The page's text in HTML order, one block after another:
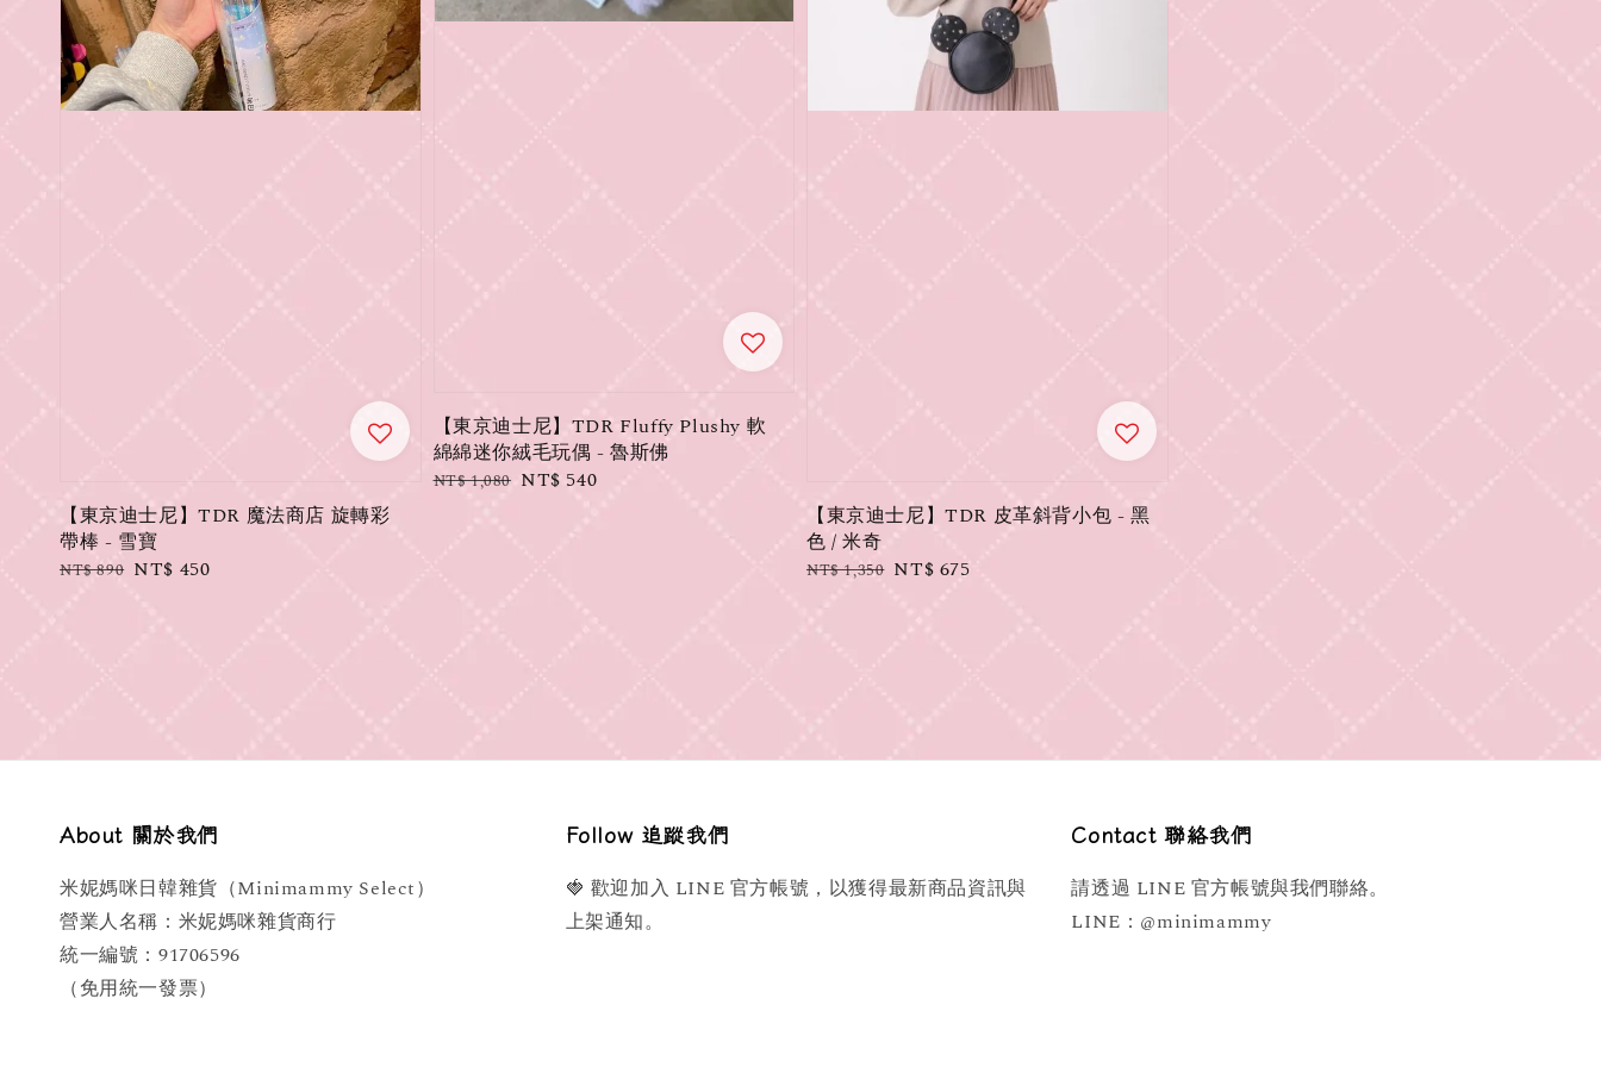
【東京迪士尼】TDR 魔法商店 旋轉彩
帶棒 - 雪寶
Regular
NT$ 890 Sale
NT$ 450
【東京迪士尼】TDR Fluffy Plushy 軟
綿綿迷你絨毛玩偶 - 魯斯佛
Regular
NT$ 1,080 Sale
NT$ 540
【東京迪士尼】TDR 皮革斜背小包 - 黑
色 / 米奇
Regular
NT$ 1,350 Sale
NT$ 675
About 關於我們
米妮媽咪日韓雜貨（Minimammy Select）
營業人名稱：米妮媽咪雜貨商行
統一編號：91706596
（免用統一發票）
Follow 追蹤我們
🍓 歡迎加入 LINE 官方帳號，以獲得最新商品資訊與
上架通知。
Contact 聯絡我們
請透過 LINE 官方帳號與我們聯絡。
LINE：@minimammy